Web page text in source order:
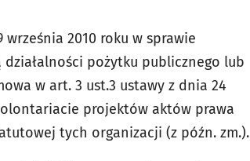
września 2010 roku w sprawie
pożytku publicznego lub
w art. 3 ust.3 ustawy z dnia 24
projektów aktów prawa
tych organizacji (z późn. zm.).